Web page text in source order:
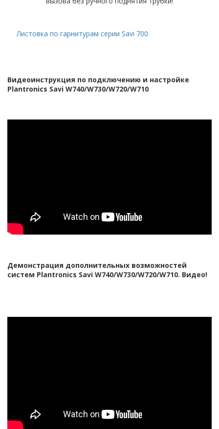
Листовка по гарнитурам серии Savi 700
Видеоинструкция по подключению и настройке
Plantronics Savi W740/W730/W720/W710
Демонстрация дополнительных возможностей
систем Plantronics Savi W740/W730/W720/W710. Видео!